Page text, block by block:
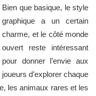
Bien que basique, le style
graphique a un certain
charme, et le côté monde
ouvert reste intéressant
pour donner l’envie aux
joueurs d’explorer chaque
les animaux rares et les